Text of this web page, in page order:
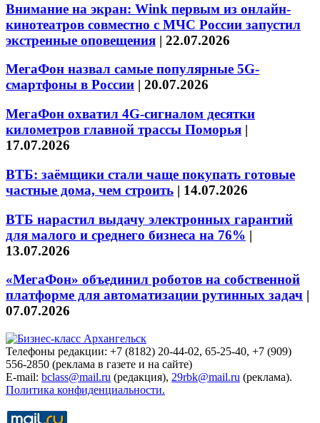
Внимание на экран: Wink первым из онлайн-
кинотеатров совместно с МЧС России запустил
экстренные оповещения | 22.07.2026
МегаФон назвал самые популярные 5G-
смартфоны в России | 20.07.2026
МегаФон охватил 4G-сигналом десятки
километров главной трассы Поморья |
17.07.2026
ВТБ: заёмщики стали чаще покупать готовые
частные дома, чем строить | 14.07.2026
ВТБ нарастил выдачу электронных гарантий
для малого и среднего бизнеса на 76% |
13.07.2026
«МегаФон» объединил роботов на собственной
платформе для автоматизации рутинных задач |
07.07.2026
Телефоны редакции: +7 (8182) 20-44-02, 65-25-40, +7 (909)
556-2850 (реклама в газете и на сайте)
E-mail: bclass@mail.ru (редакция), 29rbk@mail.ru (реклама).
Политика конфиденциальности.